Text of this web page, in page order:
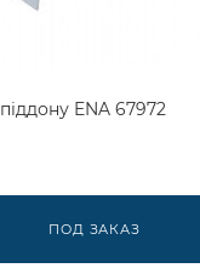
ENA 67972
ПОД ЗАКАЗ